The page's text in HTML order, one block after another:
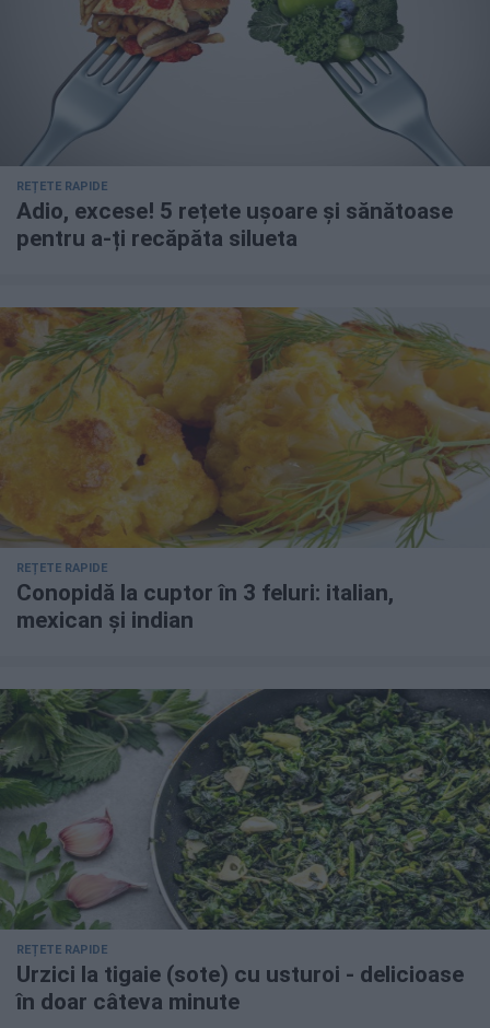
REȚETE RAPIDE
Adio, excese! 5 rețete ușoare și sănătoase
pentru a-ți recăpăta silueta
REȚETE RAPIDE
Conopidă la cuptor în 3 feluri: italian,
mexican și indian
REȚETE RAPIDE
Urzici la tigaie (sote) cu usturoi - delicioase
în doar câteva minute